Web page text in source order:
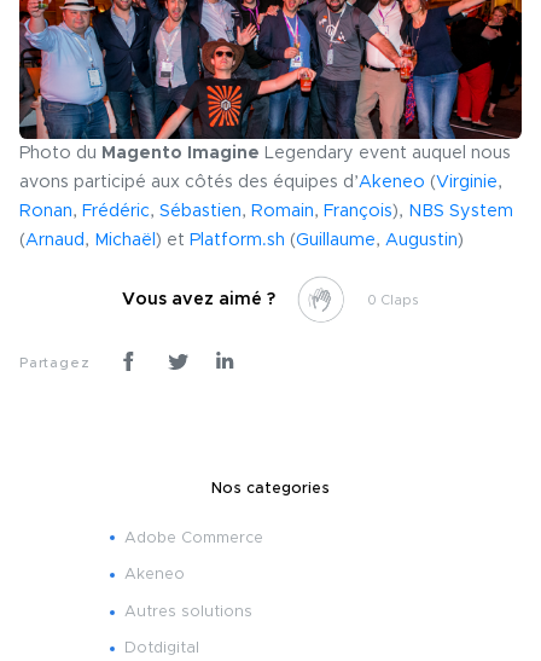
Photo du Magento Imagine Legendary event auquel nous
avons participé aux côtés des équipes d’Akeneo (Virginie,
Ronan, Frédéric, Sébastien, Romain, François), NBS System
(Arnaud , Michaël ) et Platform.sh (Guillaume, Augustin)
Vous avez aimé ? 0
Partagez
Nos categories
Adobe Commerce
Akeneo
Autres solutions
Dotdigital